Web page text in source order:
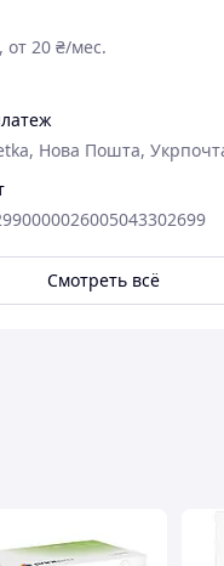
от 20 ₴/мес.
Нова Пошта,
Смотреть всё